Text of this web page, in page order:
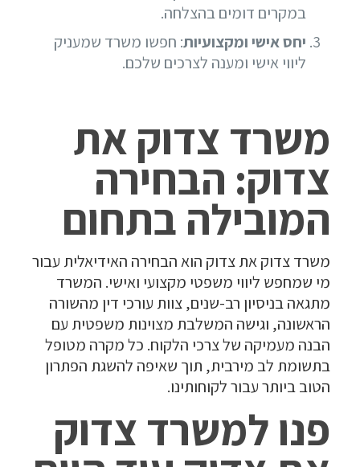
במקרים דומים בהצלחה.
יחס אישי ומקצועיות: חפשו משרד שמעניק
ליווי אישי ומענה לצרכים שלכם.
משרד צדוק את
צדוק: הבחירה
המובילה בתחום
משרד צדוק את צדוק הוא הבחירה האידיאלית עבור
מי שמחפש ליווי משפטי מקצועי ואישי. המשרד
מתגאה בניסיון רב-שנים, צוות עורכי דין מהשורה
הראשונה, וגישה המשלבת מצוינות משפטית עם
הבנה מעמיקה של צרכי הלקוח. כל מקרה מטופל
בתשומת לב מירבית, תוך שאיפה להשגת הפתרון
הטוב ביותר עבור לקוחותינו.
פנו למשרד צדוק